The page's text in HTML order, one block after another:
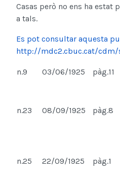
Casas però no ens ha
a tals.
Es pot consultar aquesta
http://mdc2.cbuc.cat/
n.9 03/06/1925 pàg.11
n.23 08/09/1925 pàg.8
n.25 22/09/1925 pàg.1